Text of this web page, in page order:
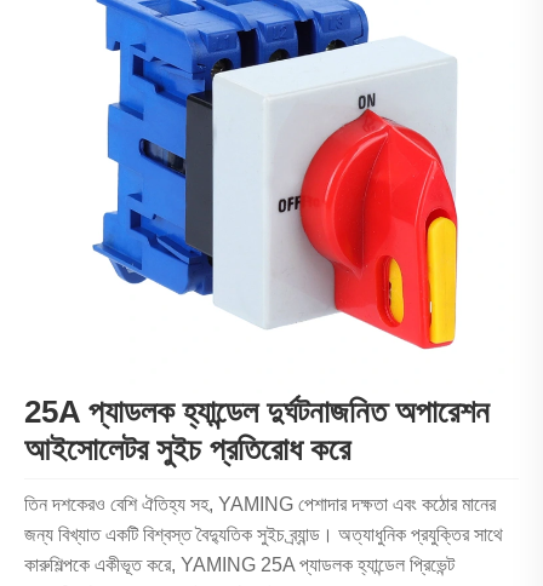
25A প্যাডলক হ্যান্ডেল দুর্ঘটনাজনিত অপারেশন
আইসোলেটর সুইচ প্রতিরোধ করে
তিন দশকেরও বেশি ঐতিহ্য সহ, YAMING পেশাদার দক্ষতা এবং কঠোর মানের
জন্য বিখ্যাত একটি বিশ্বস্ত বৈদ্যুতিক সুইচ ব্র্যান্ড। অত্যাধুনিক প্রযুক্তির সাথে
কারুশিল্পকে একীভূত করে, YAMING 25A প্যাডলক হ্যান্ডেল প্রিভেন্ট